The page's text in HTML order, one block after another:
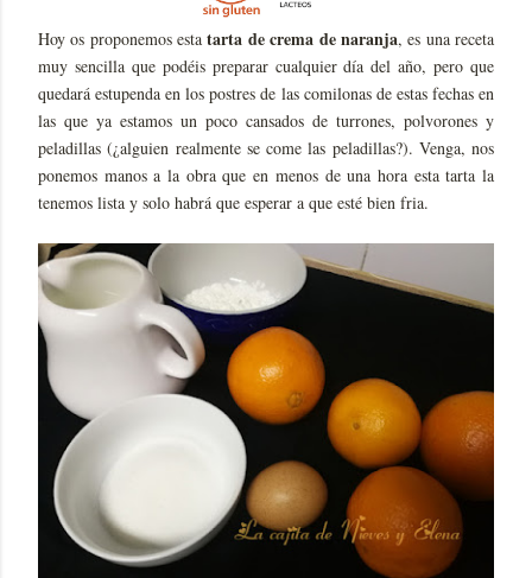
Hoy os proponemos estatarta de crema de naranja, es una receta
muy sencilla que podéis preparar cualquier día del año, pero que
quedará estupenda en los postres de las comilonas de estas fechas en
las que ya estamos un poco cansados de turrones, polvorones y
peladillas (¿alguien realmente se come las peladillas?). Venga, nos
ponemos manos a la obra que en menos de una hora esta tarta la
tenemos lista y solo habrá que esperar a que esté bien fria.